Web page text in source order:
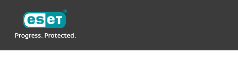
ESET компаниясы Forrester есебінде XDR-
ESET